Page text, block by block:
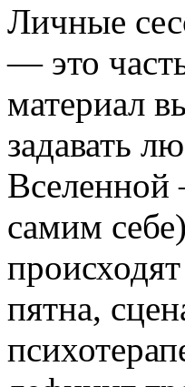
Личные
— это
материал
задавать
Вселенной
самим
пятна,